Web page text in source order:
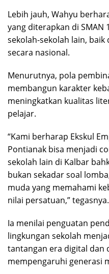
Lebih jauh, Wahyu
yang diterapkan di SMAN
sekolah-sekolah lain,
secara nasional.
Menurutnya, pola
membangun karakter
meningkatkan kualitas
pelajar.
“Kami berharap Ekskul
Pontianak bisa menjadi
sekolah lain di Kalbar
bukan sekadar soal
muda yang memahami
nilai persatuan,” tegasnya.
Ia menilai penguatan
lingkungan sekolah
tantangan era digital dan
mempengaruhi generasi